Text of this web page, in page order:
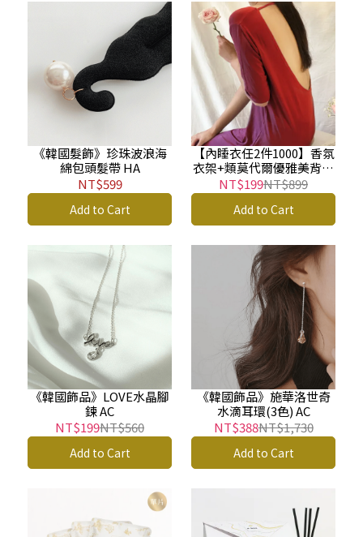
《韓國髮飾》珍珠波浪海
綿包頭髮帶 HA
NT$599
Add to Cart
【內睡衣任2件1000】香氛
衣架+類莫代爾優雅美背長
版睡衣裙(四色) SW
NT$199NT$899
Add to Cart
《韓國飾品》LOVE水晶腳
鍊 AC
NT$199NT$560
Add to Cart
《韓國飾品》施華洛世奇
水滴耳環(3色) AC
NT$388NT$1,730
Add to Cart